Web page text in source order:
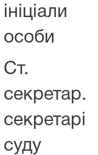
ініціали
особи
Ст.
секретар.
секретарі
суду